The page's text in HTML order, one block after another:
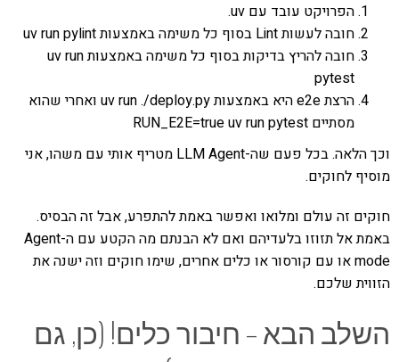
הפרויקט עובד עם uv.
חובה לעשות Lint בסוף כל משימה באמצעות uv run pylint
חובה להריץ בדיקות בסוף כל משימה באמצעות uv run
pytest
הרצת e2e היא באמצעות uv run ./deploy.py ואחרי שהוא
מסתיים RUN_E2E=true uv run pytest
וכך הלאה. בכל פעם שה-LLM Agent מטריף אותי עם משהו, אני
מוסיף לחוקים.
חוקים זה עולם ומלואו ואפשר באמת להתפרע, אבל זה הבסיס.
באמת אל תזוזו בלעדיהם ואם לא הבנתם מה הקטע עם ה-Agent
mode או עם קורסור או כלים אחרים, שימו חוקים וזה ישנה את
הזווית שלכם.
השלב הבא – חיבור כלים! (כן, גם